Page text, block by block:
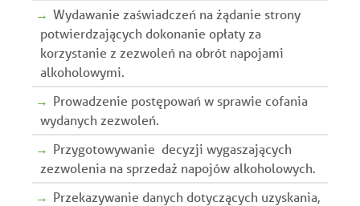
Wydawanie zaświadczeń na żądanie strony
potwierdzających dokonanie opłaty za
korzystanie z zezwoleń na obrót napojami
alkoholowymi.
Prowadzenie postępowań w sprawie cofania
wydanych zezwoleń.
Przygotowywanie decyzji wygaszających
zezwolenia na sprzedaż napojów alkoholowych.
Przekazywanie danych dotyczących uzyskania,